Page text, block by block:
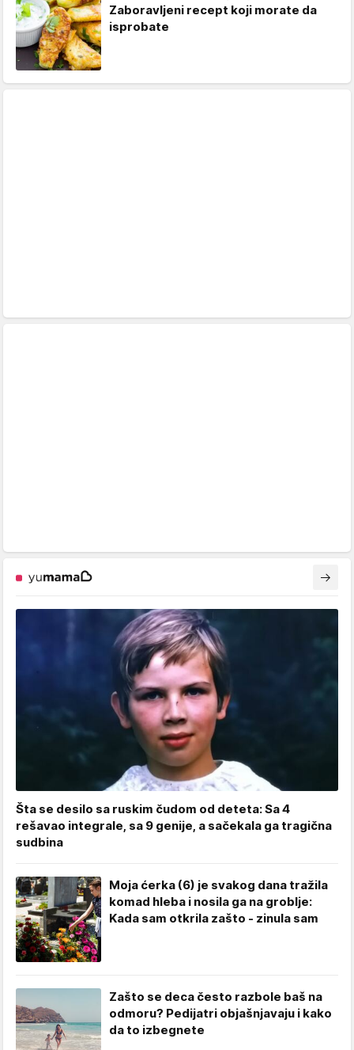
Zaboravljeni recept koji morate da
isprobate
Šta se desilo sa ruskim čudom od deteta: Sa 4
rešavao integrale, sa 9 genije, a sačekala ga tragična
sudbina
Moja ćerka (6) je svakog dana tražila
komad hleba i nosila ga na groblje:
Kada sam otkrila zašto - zinula sam
Zašto se deca često razbole baš na
odmoru? Pedijatri objašnjavaju i kako
da to izbegnete